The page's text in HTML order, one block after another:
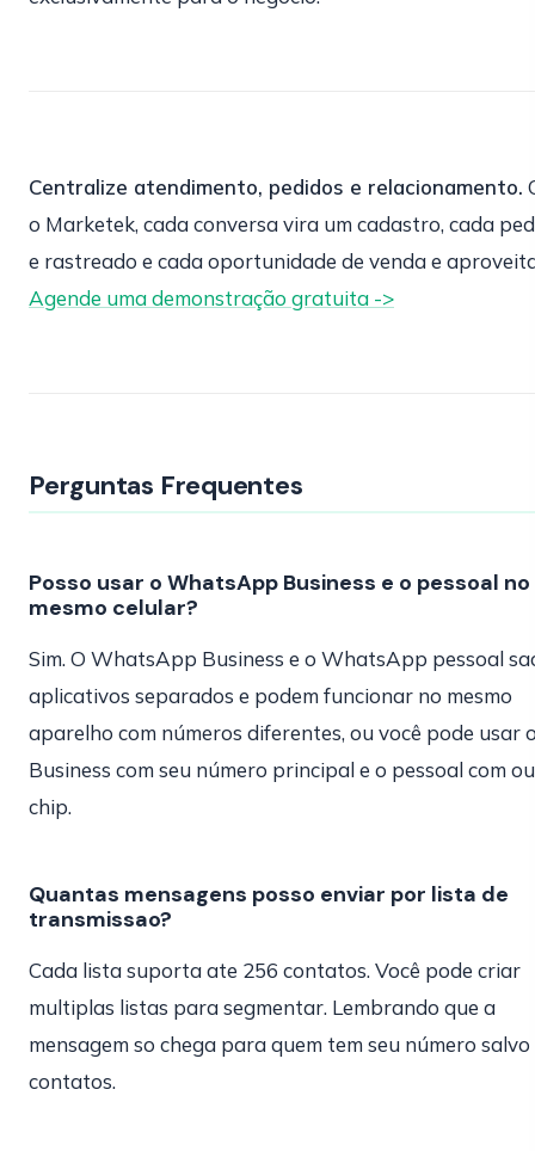
Centralize atendimento, pedidos e relacionamento.
o Marketek, cada conversa vira um cadastro, cada
e rastreado e cada oportunidade de venda e
Agende uma demonstração gratuita ->
Perguntas Frequentes
Posso usar o WhatsApp Business e o pessoal no
mesmo celular?
Sim. O WhatsApp Business e o WhatsApp pessoal
aplicativos separados e podem funcionar no mesmo
aparelho com números diferentes, ou você pode usar
Business com seu número principal e o pessoal com
chip.
Quantas mensagens posso enviar por lista de
transmissao?
Cada lista suporta ate 256 contatos. Você pode criar
multiplas listas para segmentar. Lembrando que a
mensagem so chega para quem tem seu número salvo
contatos.